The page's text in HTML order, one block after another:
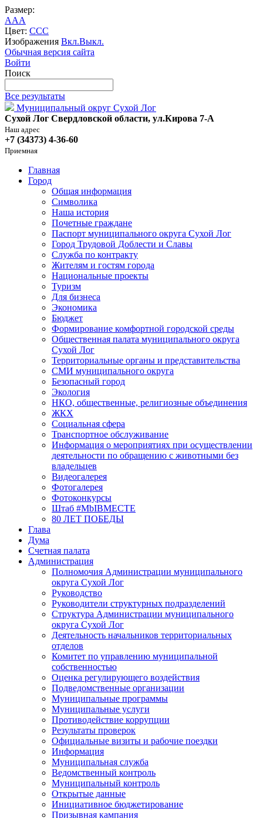
Размер:
AAA
Цвет: CCC
Изображения Вкл.Выкл.
Обычная версия сайта
Войти
Поиск
Все результаты
Муниципальный округ Сухой Лог
Сухой Лог Свердловской области, ул.Кирова 7-А
Наш адрес
+7 (34373) 4-36-60
Приемная
Главная
Город
Общая информация
Символика
Наша история
Почетные граждане
Паспорт муниципального округа Сухой Лог
Город Трудовой Доблести и Славы
Служба по контракту
Жителям и гостям города
Национальные проекты
Туризм
Для бизнеса
Экономика
Бюджет
Формирование комфортной городской среды
Общественная палата муниципального округа
Сухой Лог
Территориальные органы и представительства
СМИ муниципального округа
Безопасный город
Экология
НКО, общественные, религиозные объединения
ЖКХ
Социальная сфера
Транспортное обслуживание
Информация о мероприятиях при осуществлении
деятельности по обращению с животными без
владельцев
Видеогалерея
Фотогалерея
Фотоконкурсы
Штаб #MbIBMECTE
80 ЛЕТ ПОБЕДЫ
Глава
Дума
Счетная палата
Администрация
Полномочия Администрации муниципального
округа Сухой Лог
Руководство
Руководители структурных подразделений
Структура Администрации муниципального
округа Сухой Лог
Деятельность начальников территориальных
отделов
Комитет по управлению муниципальной
собственностью
Оценка регулирующего воздействия
Подведомственные организации
Муниципальные программы
Муниципальные услуги
Противодействие коррупции
Результаты проверок
Официальные визиты и рабочие поездки
Информация
Муниципальная служба
Ведомственный контроль
Муниципальный контроль
Открытые данные
Инициативное бюджетирование
Призывная кампания